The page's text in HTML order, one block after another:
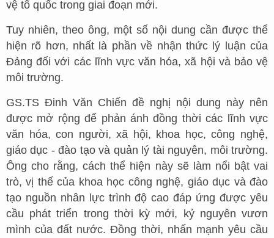
vệ tổ quốc trong giai đoạn mới.
Tuy nhiên, theo ông, một số nội dung cần được thể
hiện rõ hơn, nhất là phần về nhận thức lý luận của
Đảng đối với các lĩnh vực văn hóa, xã hội và bảo vệ
môi trường.
GS.TS Đinh Văn Chiến đề nghị nội dung này nên
được mở rộng để phản ánh đồng thời các lĩnh vực
văn hóa, con người, xã hội, khoa học, công nghệ,
giáo dục - đào tạo và quản lý tài nguyên, môi trường.
Ông cho rằng, cách thể hiện này sẽ làm nổi bật vai
trò, vị thế của khoa học công nghệ, giáo dục và đào
tạo nguồn nhân lực trình độ cao đáp ứng được yêu
cầu phát triển trong thời kỳ mới, kỷ nguyên vươn
mình của đất nước. Đồng thời, nhấn mạnh yêu cầu